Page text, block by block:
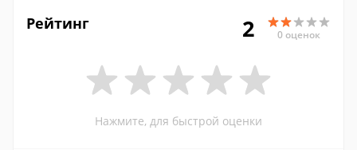
Рейтинг 2 0 оценок
Нажмите, для быстрой оценки